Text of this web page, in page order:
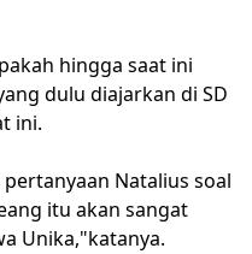
hingga saat ini
dulu diajarkan di SD
ini.
Natalius soal
itu akan sangat
Unika,"katanya.